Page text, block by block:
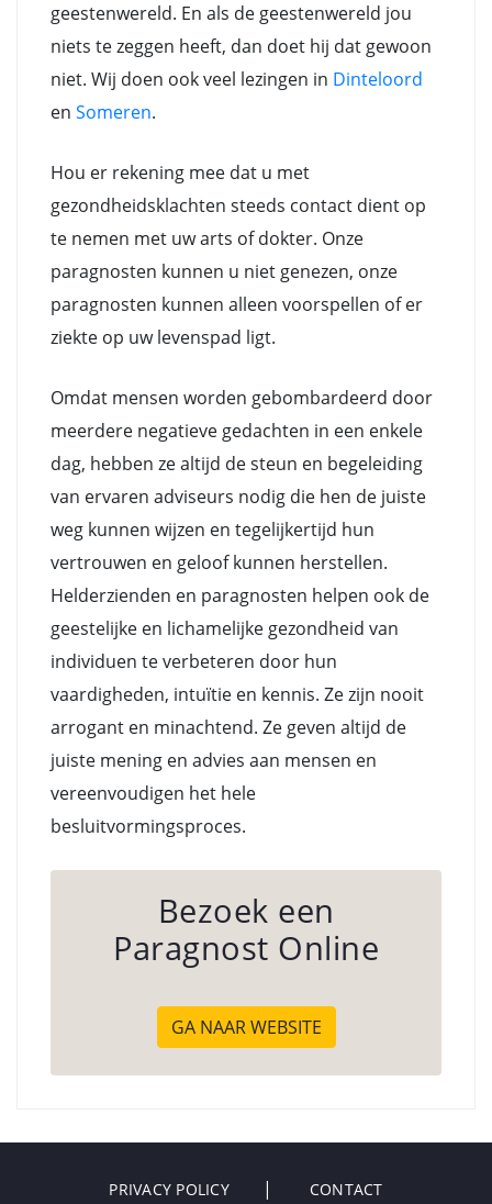
geestenwereld. En als de geestenwereld jou
niets te zeggen heeft, dan doet hij dat gewoon
niet. Wij doen ook veel lezingen in Dinteloord
en Someren.
Hou er rekening mee dat u met
gezondheidsklachten steeds contact dient op
te nemen met uw arts of dokter. Onze
paragnosten kunnen u niet genezen, onze
paragnosten kunnen alleen voorspellen of er
ziekte op uw levenspad ligt.
Omdat mensen worden gebombardeerd door
meerdere negatieve gedachten in een enkele
dag, hebben ze altijd de steun en begeleiding
van ervaren adviseurs nodig die hen de juiste
weg kunnen wijzen en tegelijkertijd hun
vertrouwen en geloof kunnen herstellen.
Helderzienden en paragnosten helpen ook de
geestelijke en lichamelijke gezondheid van
individuen te verbeteren door hun
vaardigheden, intuïtie en kennis. Ze zijn nooit
arrogant en minachtend. Ze geven altijd de
juiste mening en advies aan mensen en
vereenvoudigen het hele
besluitvormingsproces.
Bezoek een
Paragnost Online
GA NAAR WEBSITE
PRIVACY POLICY CONTACT